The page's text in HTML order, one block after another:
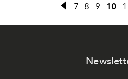
7 8 9 10